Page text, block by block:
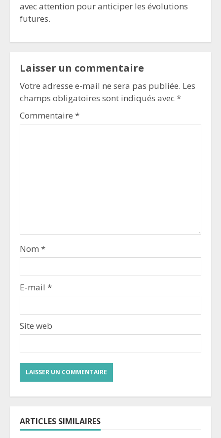
avec attention pour anticiper les évolutions
futures.
Laisser un commentaire
Votre adresse e-mail ne sera pas publiée. Les
champs obligatoires sont indiqués avec*
Commentaire *
Nom *
E-mail *
Site web
ARTICLES SIMILAIRES